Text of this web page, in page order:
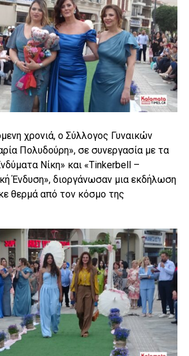
χρονιά, ο Σύλλογος Γυναικών
Πολυδούρη», σε συνεργασία με τα
Νίκη» και «Tinkerbell –
Ένδυση», διοργάνωσαν μια εκδήλωση
θερμά από τον κόσμο της